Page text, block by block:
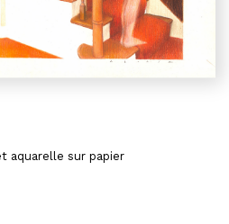
aquarelle sur papier